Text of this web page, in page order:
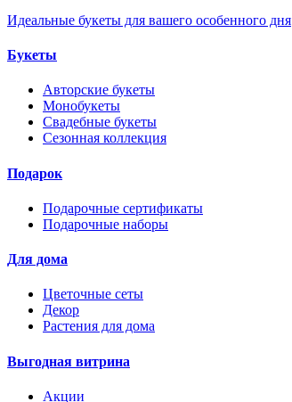
Идеальные букеты для вашего особенного дня
Букеты
Авторские букеты
Монобукеты
Свадебные букеты
Сезонная коллекция
Подарок
Подарочные сертификаты
Подарочные наборы
Для дома
Цветочные сеты
Декор
Растения для дома
Выгодная витрина
Акции